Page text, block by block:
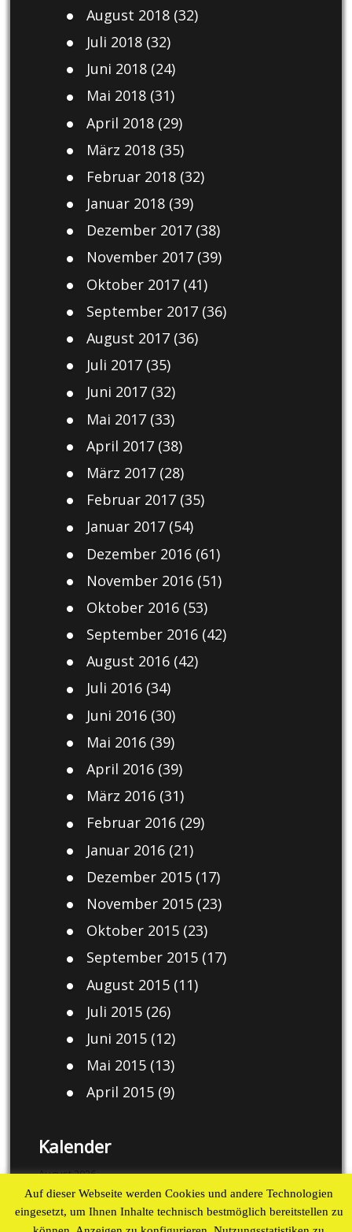
August 2018(32)
Juli 2018(32)
Juni 2018(24)
Mai 2018(31)
April 2018(29)
März 2018(35)
Februar 2018(32)
Januar 2018(39)
Dezember 2017(38)
November 2017(39)
Oktober 2017(41)
September 2017(36)
August 2017(36)
Juli 2017(35)
Juni 2017(32)
Mai 2017(33)
April 2017(38)
März 2017(28)
Februar 2017(35)
Januar 2017(54)
Dezember 2016(61)
November 2016(51)
Oktober 2016(53)
September 2016(42)
August 2016(42)
Juli 2016(34)
Juni 2016(30)
Mai 2016(39)
April 2016(39)
März 2016(31)
Februar 2016(29)
Januar 2016(21)
Dezember 2015(17)
November 2015(23)
Oktober 2015(23)
September 2015(17)
August 2015(11)
Juli 2015(26)
Juni 2015(12)
Mai 2015(13)
April 2015(9)
Kalender
August 2026
M D M D F S
S
2
Auf dieser Webseite werden Cookies und andere Technologien
eingesetzt, um Ihnen Inhalte technisch bestmöglich bereitstellen zu